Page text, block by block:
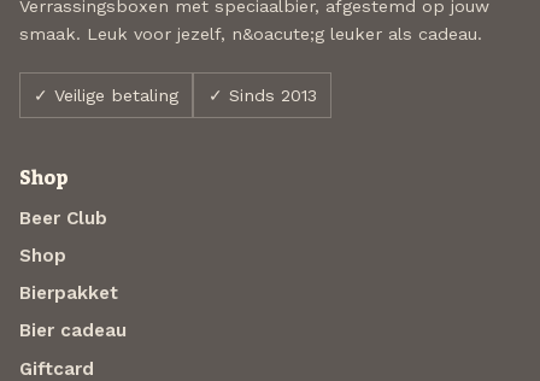
Verrassingsboxen met speciaalbier, afgestemd op jouw
smaak. Leuk voor jezelf, n&oacute;g leuker als cadeau.
✓ Veilige betaling ✓ Sinds 2013
Shop
Beer Club
Shop
Bierpakket
Bier cadeau
Giftcard